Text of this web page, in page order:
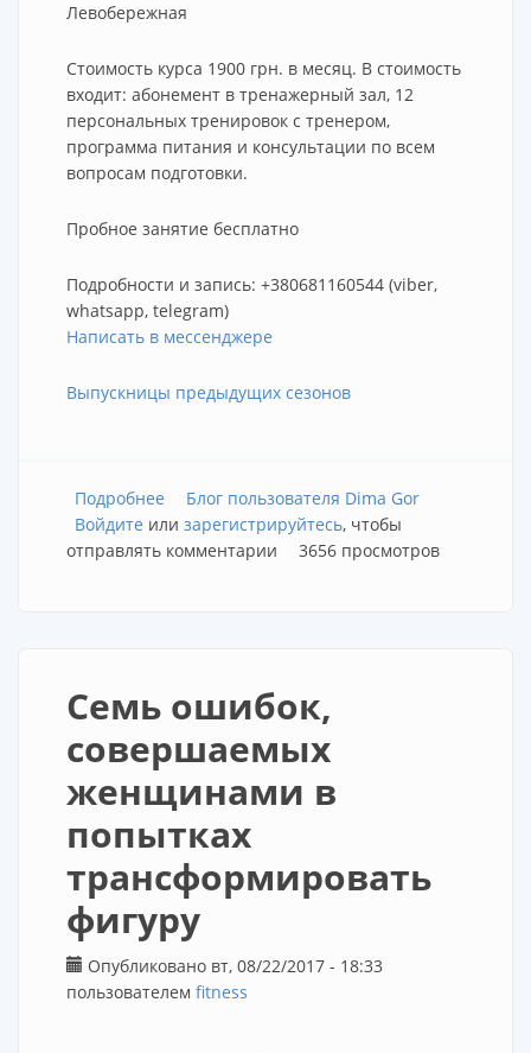
Левобережная
Стоимость курса 1900 грн. в месяц. В стоимость
входит: абонемент в тренажерный зал, 12
персональных тренировок с тренером,
программа питания и консультации по всем
вопросам подготовки.
Пробное занятие бесплатно
Подробности и запись: +380681160544 (viber,
whatsapp, telegram)
Написать в мессенджере
Выпускницы предыдущих сезонов
Подробнее о Подготовка фитнес бикини в Киеве для
начинающих
Блог пользователя Dima Gor
Войдите или зарегистрируйтесь, чтобы
отправлять комментарии
3656 просмотров
Семь ошибок,
совершаемых
женщинами в
попытках
трансформировать
фигуру
Опубликовано вт, 08/22/2017 - 18:33
пользователем fitness